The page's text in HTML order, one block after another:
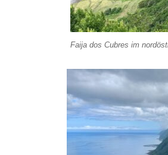
Faija dos Cubres im